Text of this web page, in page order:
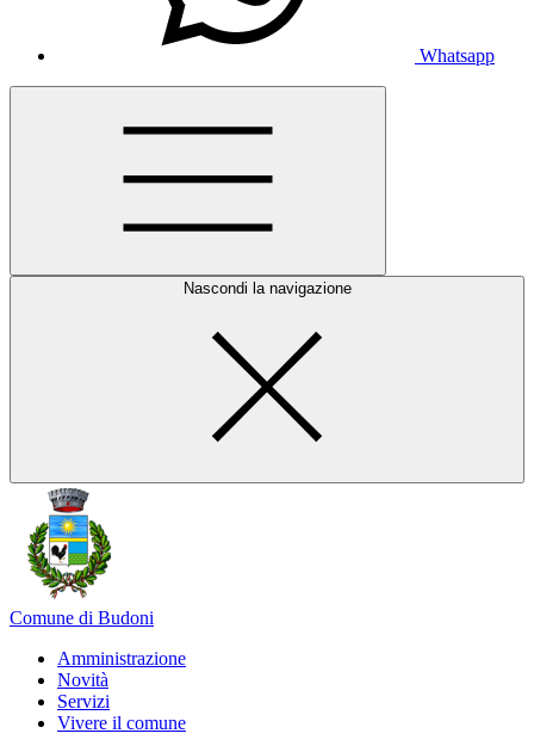
Whatsapp
Nascondi la navigazione
Comune di Budoni
Amministrazione
Novità
Servizi
Vivere il comune